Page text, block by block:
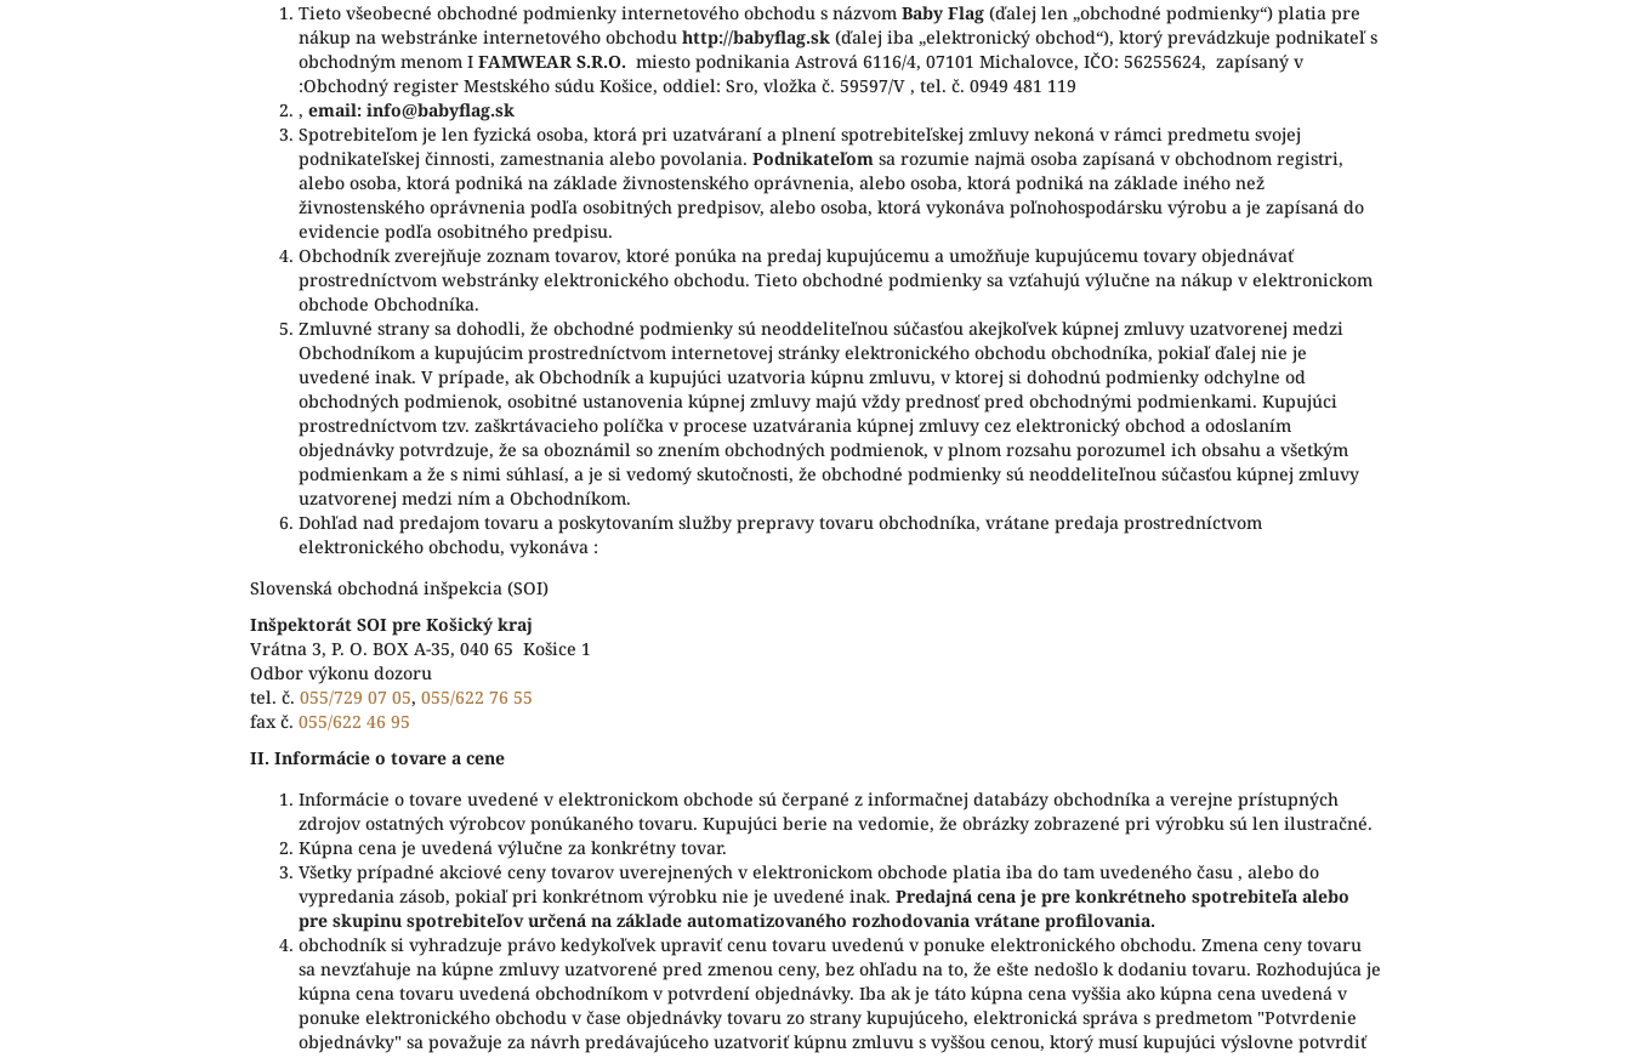
Tieto všeobecné obchodné podmienky internetového obchodu s názvom Baby Flag (ďalej len „obchodné podmienky“) platia pre
nákup na webstránke internetového obchodu http://babyflag.sk (ďalej iba „elektronický obchod“), ktorý prevádzkuje podnikateľ s
obchodným menom I FAMWEAR S.R.O. miesto podnikania Astrová 6116/4, 07101 Michalovce, IČO: 56255624, zapísaný v
:Obchodný register Mestského súdu Košice, oddiel: Sro, vložka č. 59597/V , tel. č. 0949 481 119
, email: info@babyflag.sk
Spotrebiteľom je len fyzická osoba, ktorá pri uzatváraní a plnení spotrebiteľskej zmluvy nekoná v rámci predmetu svojej
podnikateľskej činnosti, zamestnania alebo povolania. Podnikateľom sa rozumie najmä osoba zapísaná v obchodnom registri,
alebo osoba, ktorá podniká na základe živnostenského oprávnenia, alebo osoba, ktorá podniká na základe iného než
živnostenského oprávnenia podľa osobitných predpisov, alebo osoba, ktorá vykonáva poľnohospodársku výrobu a je zapísaná do
evidencie podľa osobitného predpisu.
Obchodník zverejňuje zoznam tovarov, ktoré ponúka na predaj kupujúcemu a umožňuje kupujúcemu tovary objednávať
prostredníctvom webstránky elektronického obchodu. Tieto obchodné podmienky sa vzťahujú výlučne na nákup v elektronickom
obchode Obchodníka.
Zmluvné strany sa dohodli, že obchodné podmienky sú neoddeliteľnou súčasťou akejkoľvek kúpnej zmluvy uzatvorenej medzi
Obchodníkom a kupujúcim prostredníctvom internetovej stránky elektronického obchodu obchodníka, pokiaľ ďalej nie je
uvedené inak. V prípade, ak Obchodník a kupujúci uzatvoria kúpnu zmluvu, v ktorej si dohodnú podmienky odchylne od
obchodných podmienok, osobitné ustanovenia kúpnej zmluvy majú vždy prednosť pred obchodnými podmienkami. Kupujúci
prostredníctvom tzv. zaškrtávacieho políčka v procese uzatvárania kúpnej zmluvy cez elektronický obchod a odoslaním
objednávky potvrdzuje, že sa oboznámil so znením obchodných podmienok, v plnom rozsahu porozumel ich obsahu a všetkým
podmienkam a že s nimi súhlasí, a je si vedomý skutočnosti, že obchodné podmienky sú neoddeliteľnou súčasťou kúpnej zmluvy
uzatvorenej medzi ním a Obchodníkom.
Dohľad nad predajom tovaru a poskytovaním služby prepravy tovaru obchodníka, vrátane predaja prostredníctvom
elektronického obchodu, vykonáva :
Slovenská obchodná inšpekcia (SOI)
Inšpektorát SOI pre Košický kraj
Vrátna 3, P. O. BOX A-35, 040 65 Košice 1
Odbor výkonu dozoru
tel. č. 055/729 07 05, 055/622 76 55
fax č. 055/622 46 95
II. Informácie o tovare a cene
Informácie o tovare uvedené v elektronickom obchode sú čerpané z informačnej databázy obchodníka a verejne prístupných
zdrojov ostatných výrobcov ponúkaného tovaru. Kupujúci berie na vedomie, že obrázky zobrazené pri výrobku sú len ilustračné.
Kúpna cena je uvedená výlučne za konkrétny tovar.
Všetky prípadné akciové ceny tovarov uverejnených v elektronickom obchode platia iba do tam uvedeného času , alebo do
vypredania zásob, pokiaľ pri konkrétnom výrobku nie je uvedené inak. Predajná cena je pre konkrétneho spotrebiteľa alebo
pre skupinu spotrebiteľov určená na základe automatizovaného rozhodovania vrátane profilovania.
obchodník si vyhradzuje právo kedykoľvek upraviť cenu tovaru uvedenú v ponuke elektronického obchodu. Zmena ceny tovaru
sa nevzťahuje na kúpne zmluvy uzatvorené pred zmenou ceny, bez ohľadu na to, že ešte nedošlo k dodaniu tovaru. Rozhodujúca je
kúpna cena tovaru uvedená obchodníkom v potvrdení objednávky. Iba ak je táto kúpna cena vyššia ako kúpna cena uvedená v
ponuke elektronického obchodu v čase objednávky tovaru zo strany kupujúceho, elektronická správa s predmetom "Potvrdenie
objednávky" sa považuje za návrh predávajúceho uzatvoriť kúpnu zmluvu s vyššou cenou, ktorý musí kupujúci výslovne potvrdiť